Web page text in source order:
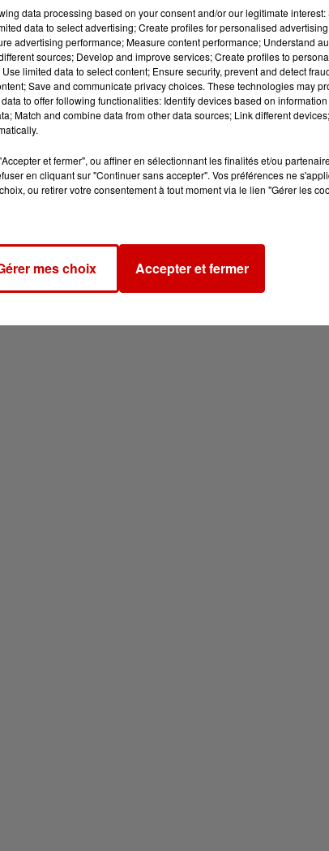
data processing based on your consent and/or our legitimate interest:
data to select advertising; Create profiles for personalised
advertising performance; Measure content performance; Understand
sources; Develop and improve services; Create profiles to
limited data to select content; Ensure security, prevent and detect
Save and communicate privacy choices. These technologies may
to offer following functionalities: Identify devices based on
Match and combine data from other data sources; Link different
et fermer", ou affiner en sélectionnant les finalités et/ou
en cliquant sur "Continuer sans accepter". Vos préférences ne
ou retirer votre consentement à tout moment via le lien "Gérer les
mes choix Accepter et fermer